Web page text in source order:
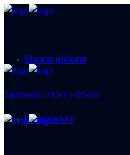
Strona główna
O kancelarii
Zadzwoń: 733-11-33-55